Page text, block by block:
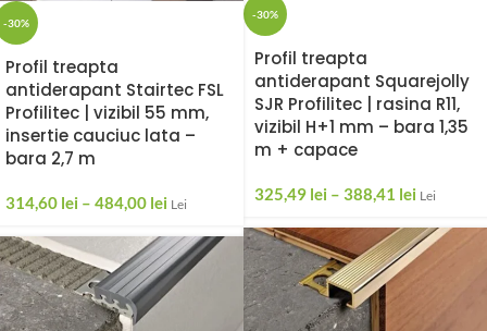
-30%
Profil treapta
antiderapant Squarejolly
SJR Profilitec | rasina R11,
vizibil H+1 mm – bara 1,35
m + capace
325,49 lei – 388,41 lei Lei
-30%
Profil treapta
antiderapant Stairtec FSL
Profilitec | vizibil 55 mm,
insertie cauciuc lata –
bara 2,7 m
314,60 lei – 484,00 lei Lei